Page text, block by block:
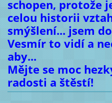
schopen, protože
celou historii
smýšlení... jsem
Vesmír to vidí a
aby...
Mějte se moc
radosti a štěstí!